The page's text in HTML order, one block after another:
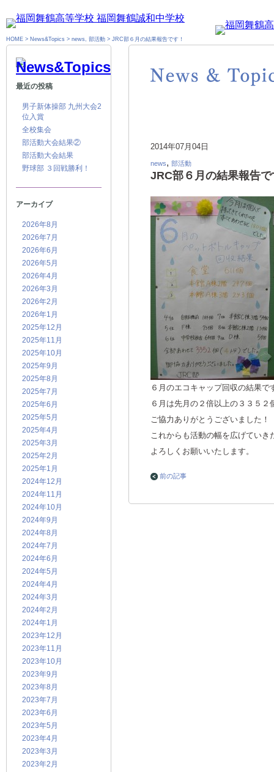
HOME > News&Topics > news, 部活動 > JRC部６月の結果報告です！
最近の投稿
男子新体操部 九州大会2
位入賞
全校集会
部活動大会結果②
部活動大会結果
野球部 ３回戦勝利！
アーカイブ
2026年8月
2026年7月
2026年6月
2026年5月
2026年4月
2026年3月
2026年2月
2026年1月
2025年12月
2025年11月
2025年10月
2025年9月
2025年8月
2025年7月
2025年6月
2025年5月
2025年4月
2025年3月
2025年2月
2025年1月
2024年12月
2024年11月
2024年10月
2024年9月
2024年8月
2024年7月
2024年6月
2024年5月
2024年4月
2024年3月
2024年2月
2024年1月
2023年12月
2023年11月
2023年10月
2023年9月
2023年8月
2023年7月
2023年6月
2023年5月
2023年4月
2023年3月
2023年2月
2014年07月04日
news, 部活動
JRC部６月の結果報告で
６月のエコキャップ回収の結果で
６月は先月の２倍以上の３３５
ご協力ありがとうございました！
これからも活動の幅を広げていき
よろしくお願いいたします。
前の記事